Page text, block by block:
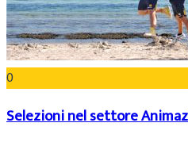
0
Selezioni nel settore